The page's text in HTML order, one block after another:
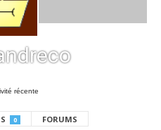
récente
0 FORUMS